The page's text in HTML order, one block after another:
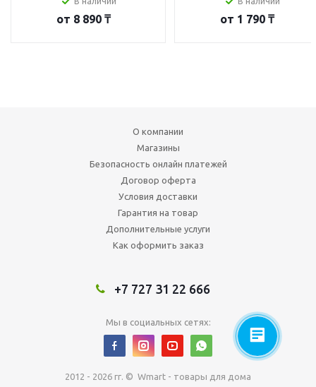
от 8 890 ₸ от 1 790 ₸
О компании
Магазины
Безопасность онлайн платежей
Договор оферта
Условия доставки
Гарантия на товар
Дополнительные услуги
Как оформить заказ
+7 727 31 22 666
Мы в социальных сетях:
2012 - 2026 гг. © Wmart - товары для дома